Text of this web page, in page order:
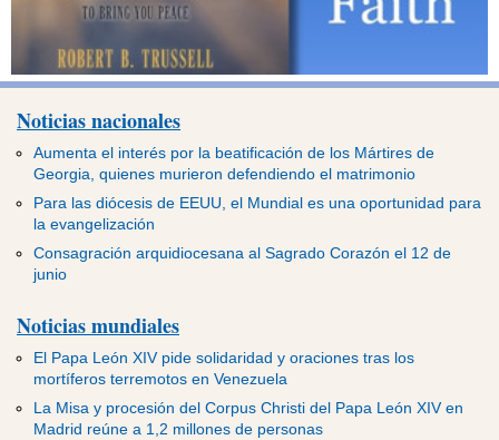
Noticias nacionales
Aumenta el interés por la beatificación de los Mártires de
Georgia, quienes murieron defendiendo el matrimonio
Para las diócesis de EEUU, el Mundial es una oportunidad para
la evangelización
Consagración arquidiocesana al Sagrado Corazón el 12 de
junio
Noticias mundiales
El Papa León XIV pide solidaridad y oraciones tras los
mortíferos terremotos en Venezuela
La Misa y procesión del Corpus Christi del Papa León XIV en
Madrid reúne a 1,2 millones de personas